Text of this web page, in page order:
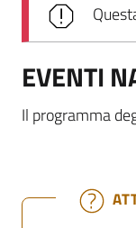
EVENTI
Il programma